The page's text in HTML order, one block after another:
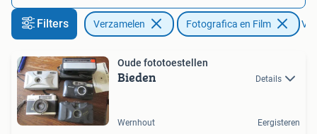
Filters Verzamelen Fotografica en Film
Oude fototoestellen
Bieden Details
Wernhout Eergisteren